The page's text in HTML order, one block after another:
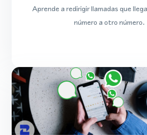
Aprende a redirigir llamadas que
número a otro número.